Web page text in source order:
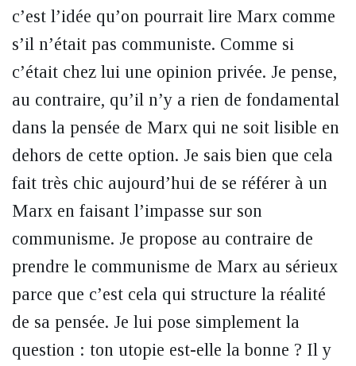
c’est l’idée qu’on pourrait lire Marx comme
s’il n’était pas communiste. Comme si
c’était chez lui une opinion privée. Je pense,
au contraire, qu’il n’y a rien de fondamental
dans la pensée de Marx qui ne soit lisible en
dehors de cette option. Je sais bien que cela
fait très chic aujourd’hui de se référer à un
Marx en faisant l’impasse sur son
communisme. Je propose au contraire de
prendre le communisme de Marx au sérieux
parce que c’est cela qui structure la réalité
de sa pensée. Je lui pose simplement la
question : ton utopie est-elle la bonne ? Il y